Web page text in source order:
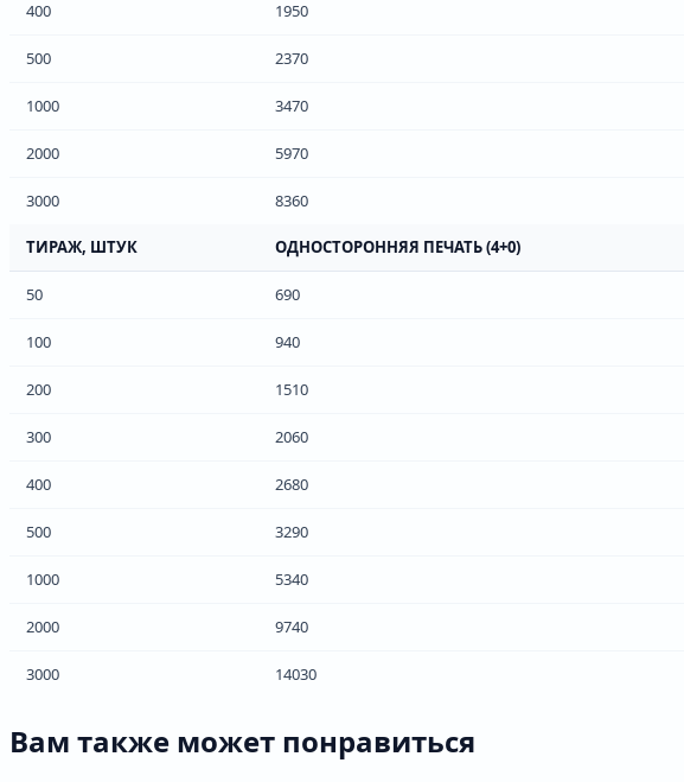
400 1950
500 2370
1000 3470
2000 5970
3000 8360
ТИРАЖ, ШТУК ОДНОСТОРОННЯЯ ПЕЧАТЬ (4+0)
50 690
100 940
200 1510
300 2060
400 2680
500 3290
1000 5340
2000 9740
3000 14030
Вам также может понравиться